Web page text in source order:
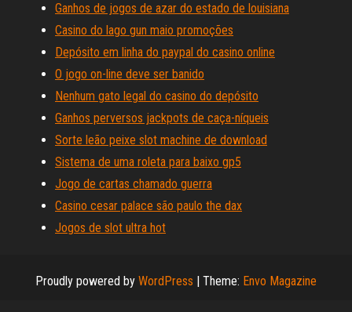
Ganhos de jogos de azar do estado de louisiana
Casino do lago gun maio promoções
Depósito em linha do paypal do casino online
O jogo on-line deve ser banido
Nenhum gato legal do casino do depósito
Ganhos perversos jackpots de caça-níqueis
Sorte leão peixe slot machine de download
Sistema de uma roleta para baixo gp5
Jogo de cartas chamado guerra
Casino cesar palace são paulo the dax
Jogos de slot ultra hot
Proudly powered by WordPress | Theme: Envo Magazine